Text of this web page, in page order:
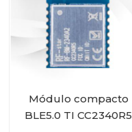
Módulo compacto
BLE5.0 TI CC2340R5